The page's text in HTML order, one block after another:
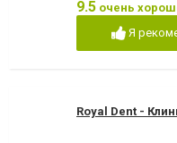
9.5 очень
Я
Royal Dent -